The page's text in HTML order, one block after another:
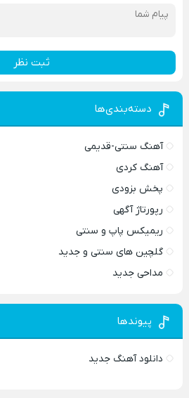
ثبت نظر
دسته‌بندی‌ها
آهنگ سنتی-قدیمی
آهنگ کردی
پخش بزودی
رپورتاژ آگهی
ریمیکس پاپ و سنتی
گلچین های سنتی و جدید
مداحی جدید
پیوندها
دانلود آهنگ جدید